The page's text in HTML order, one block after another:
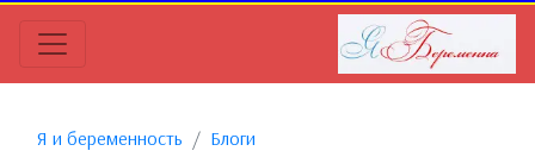
Я и беременность Блоги